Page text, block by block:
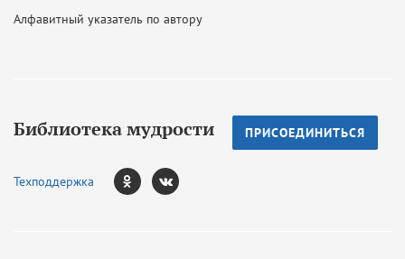
Алфавитный указатель по автору
Библиотека мудрости ПРИСОЕДИНИТЬСЯ
Техподдержка